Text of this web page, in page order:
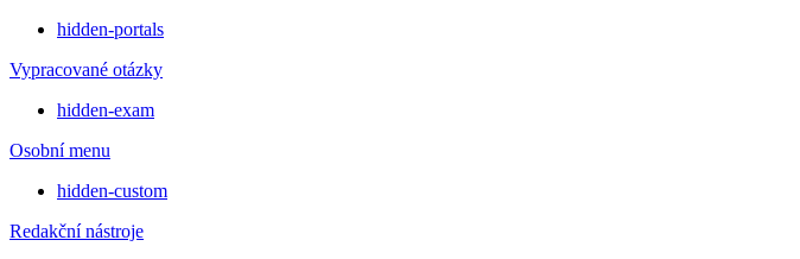
hidden-portals
Vypracované otázky
hidden-exam
Osobní menu
hidden-custom
Redakční nástroje